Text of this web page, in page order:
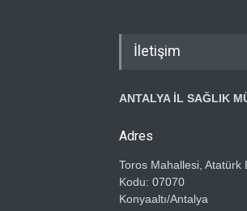
İletişim
ANTALYA İL SAĞLIK
Adres
Toros Mahallesi, Atatürk
Kodu: 07070
Konyaaltı/Antalya